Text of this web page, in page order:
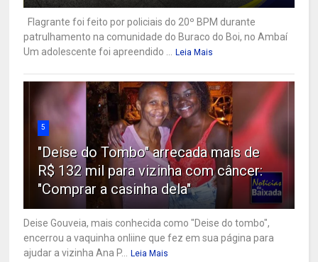
Flagrante foi feito por policiais do 20º BPM durante
patrulhamento na comunidade do Buraco do Boi, no Ambaí
Um adolescente foi apreendido ...
Leia Mais
5
"Deise do Tombo" arrecada mais de
R$ 132 mil para vizinha com câncer:
"Comprar a casinha dela"
Deise Gouveia, mais conhecida como "Deise do tombo",
encerrou a vaquinha onliine que fez em sua página para
ajudar a vizinha Ana P...
Leia Mais